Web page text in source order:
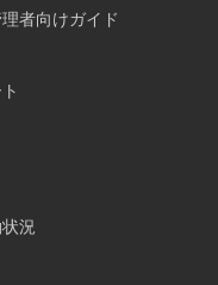
者向けガイド
況